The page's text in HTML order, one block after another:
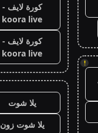
!
كورة لايف -
koora live
كورة لايف -
koora live
يلا شوت
يلا شوت زون